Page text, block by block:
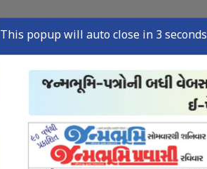
This popup will auto close in 1 seconds